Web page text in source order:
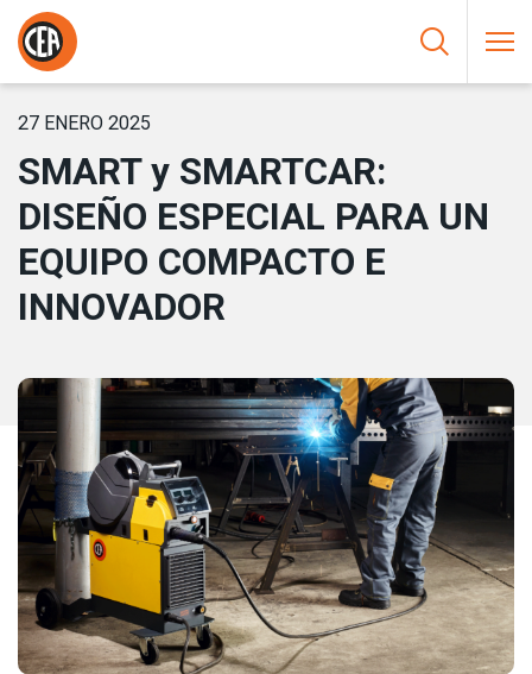
Saltar al contenido
HOME/
PARA UN EQUIPO COMPACTO E INNOVADOR
27 ENERO 2025
SMART y SMARTCAR:
DISEÑO ESPECIAL PARA UN
EQUIPO COMPACTO E
INNOVADOR